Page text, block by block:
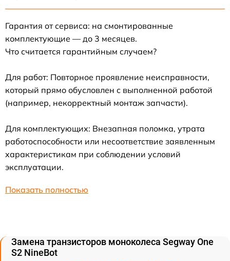
Гарантия от сервиса: на смонтированные
комплектующие — до 3 месяцев.
Что считается гарантийным случаем?
Для работ: Повторное проявление неисправности,
который прямо обусловлен с выполненной работой
(например, некорректный монтаж запчасти).
Для комплектующих: Внезапная поломка, утрата
работоспособности или несоответствие заявленным
характеристикам при соблюдении условий
эксплуатации.
Показать полностью
Замена транзисторов моноколеса Segway One
S2 NineBot